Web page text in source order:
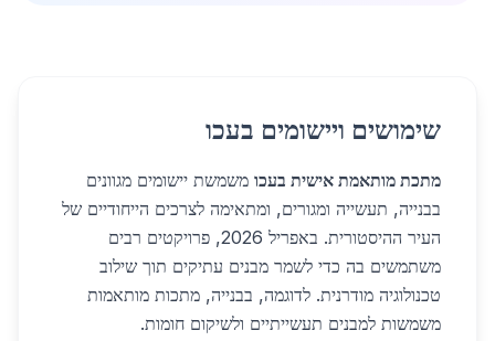
שימושים ויישומים בעכו
מתכת מותאמת אישית בעכו משמשת יישומים מגוונים
בבנייה, תעשייה ומגורים, ומתאימה לצרכים הייחודיים של
העיר ההיסטורית. באפריל 2026, פרויקטים רבים
משתמשים בה כדי לשמר מבנים עתיקים תוך שילוב
טכנולוגיה מודרנית. לדוגמה, בבנייה, מתכות מותאמות
משמשות למבנים תעשייתיים ולשיקום חומות.